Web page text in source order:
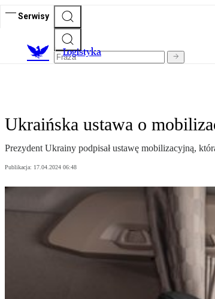
Serwisy
Logistyka
Ukraińska ustawa o
Prezydent Ukrainy podpisał ustawę mobilizacyjną,
Publikacja: 17.04.2024 06:48